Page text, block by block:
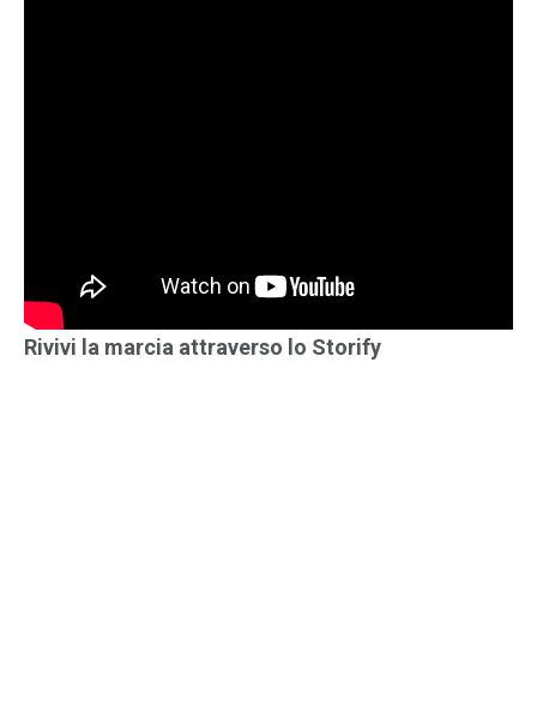
Rivivi la marcia attraverso lo Storify